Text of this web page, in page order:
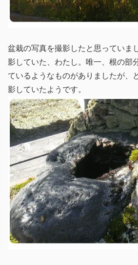
盆栽の写真を撮影したと思っていま
影していた、わたし。唯一、根の部
ているようなものがありましたが、
影していたようです。